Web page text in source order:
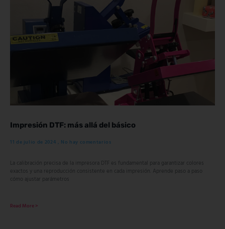
Impresión DTF: más allá del básico
11 de julio de 2024 No hay comentarios
La calibración precisa de la impresora DTF es fundamental para garantizar colores
exactos y una reproducción consistente en cada impresión. Aprende paso a paso
cómo ajustar parámetros
Read More >